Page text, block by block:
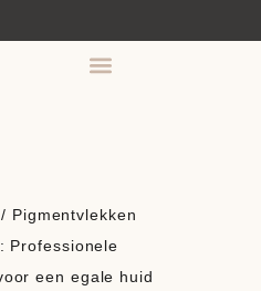
/ Pigmentvlekken
Professionele
een egale huid